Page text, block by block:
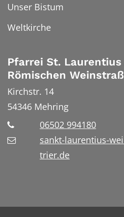
Unser Bistum
Weltkirche
Pfarrei St.
Römischen
Kirchstr. 14
54346 Mehring
06502 994180
sankt-laurentius-
trier.de